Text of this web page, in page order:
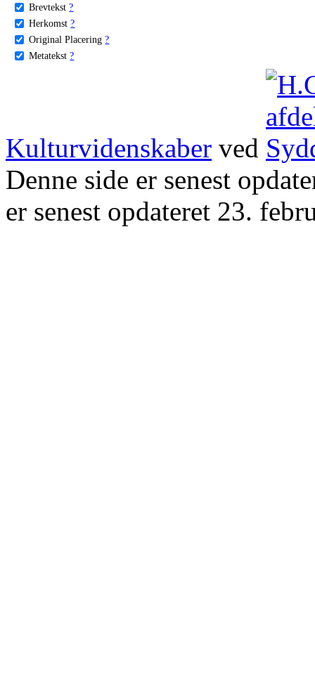
Brevtekst ?
Herkomst ?
Original Placering ?
Metatekst ?
Kulturvidenskaber ved
Denne side er senest
er senest opdateret 23.